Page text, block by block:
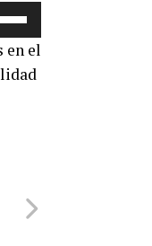
en el